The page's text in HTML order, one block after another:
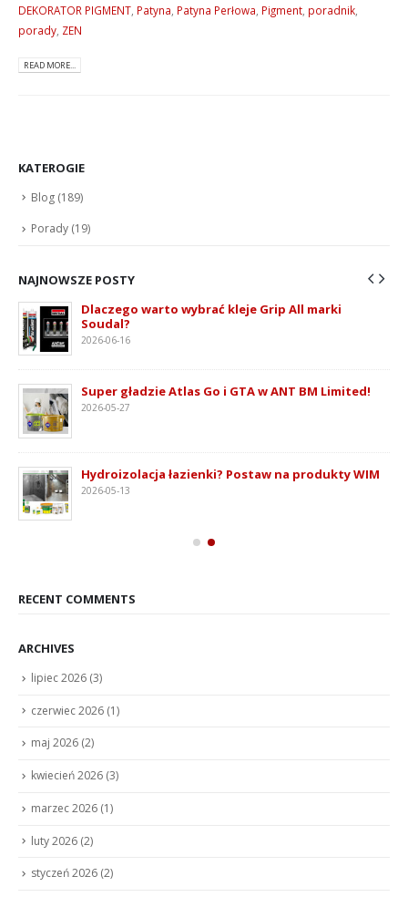
DEKORATOR PIGMENT Patyna Patyna Perłowa Pigment poradnik
porady ZEN
READ MORE...
KATEROGIE
Blog (189)
Porady (19)
NAJNOWSZE POSTY
Dlaczego warto wybrać kleje Grip All marki
Soudal?
2026-06-16
Super gładzie Atlas Go i GTA w ANT BM Limited!
2026-05-27
Hydroizolacja łazienki? Postaw na produkty WIM
2026-05-13
RECENT COMMENTS
ARCHIVES
lipiec 2026 (3)
czerwiec 2026 (1)
maj 2026 (2)
kwiecień 2026 (3)
marzec 2026 (1)
luty 2026 (2)
styczeń 2026 (2)